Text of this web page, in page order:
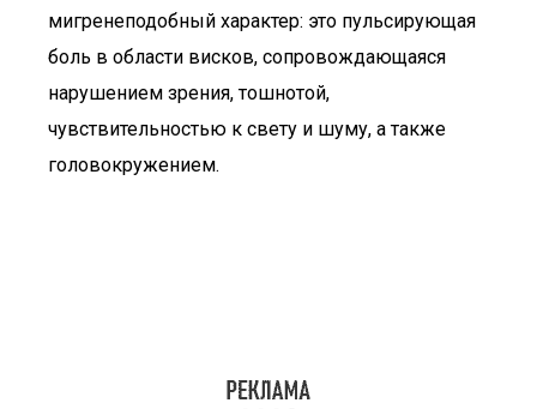
мигренеподобный характер: это пульсирующая
боль в области висков, сопровождающаяся
нарушением зрения, тошнотой,
чувствительностью к свету и шуму, а также
головокружением.